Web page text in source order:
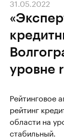
уровне
31.05.2022
Рейтинговое
рейтинг
области на
стабильный.